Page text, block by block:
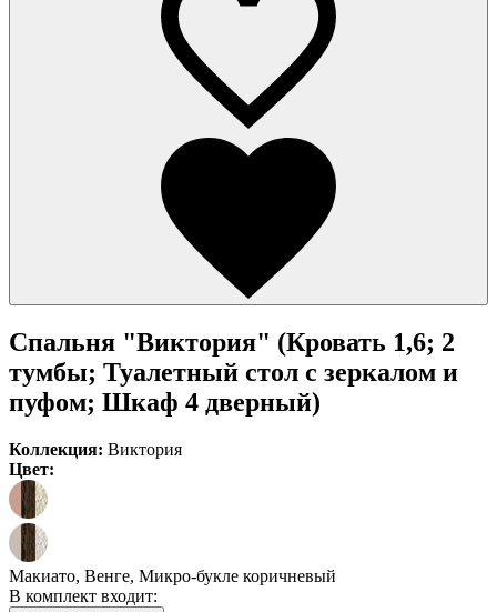
Спальня "Виктория" (Кровать 1,6; 2
тумбы; Туалетный стол с зеркалом и
пуфом; Шкаф 4 дверный)
Коллекция: Виктория
Цвет:
Макиато, Венге, Микро-букле коричневый
В комплект входит: